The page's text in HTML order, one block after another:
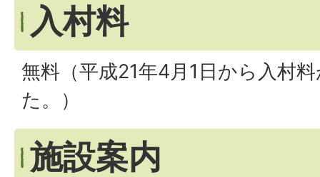
入村料
無料（平成21年4月1日から入村
た。）
施設案内